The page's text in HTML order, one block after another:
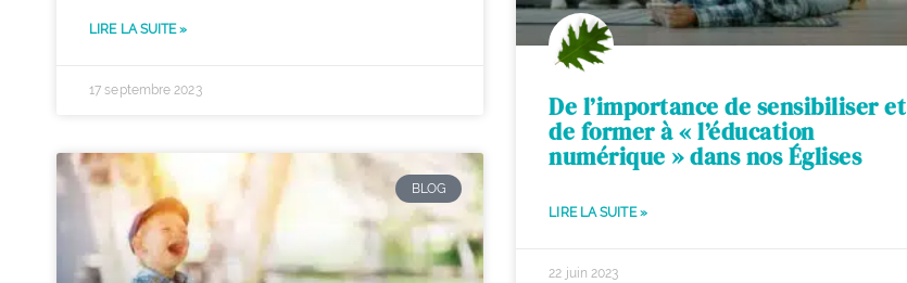
LIRE LA SUITE »
17 septembre 2023
De l’importance de sensibiliser et
de former à « l’éducation
numérique » dans nos Églises
LIRE LA SUITE »
22 juin 2023
BLOG